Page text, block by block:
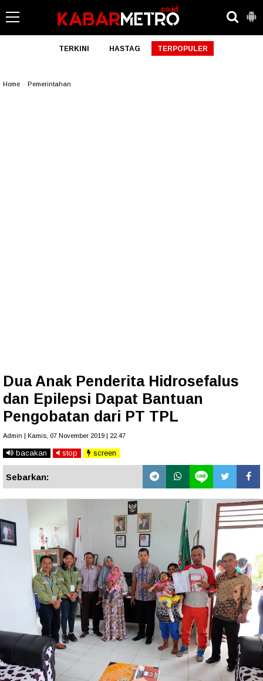
TERKINI HASTAG TERPOPULER
Home Pemerintahan
Dua Anak Penderita Hidrosefalus
dan Epilepsi Dapat Bantuan
Pengobatan dari PT TPL
Admin | Kamis, 07 November 2019 | 22.47
bacakan stop screen
Sebarkan: